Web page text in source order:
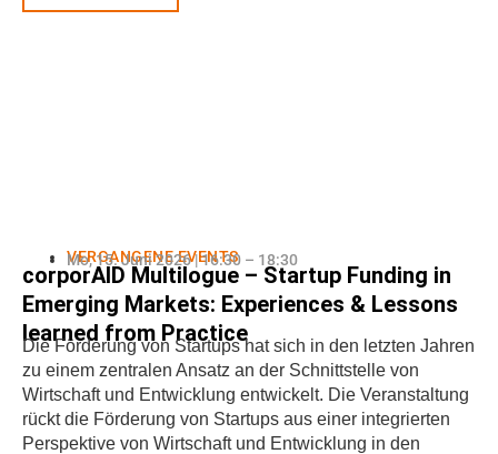
VERGANGENE EVENTS
Mo, 15. Juni 2026 | 16:30 – 18:30
corporAID Multilogue – Startup Funding in
Emerging Markets: Experiences & Lessons
learned from Practice
Die Förderung von Startups hat sich in den letzten Jahren
zu einem zentralen Ansatz an der Schnittstelle von
Wirtschaft und Entwicklung entwickelt. Die Veranstaltung
rückt die Förderung von Startups aus einer integrierten
Perspektive von Wirtschaft und Entwicklung in den